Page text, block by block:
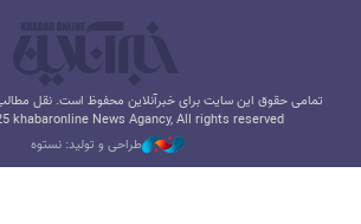
تمامی حقوق این سایت برای خبرآنلاین محفوظ است. نقل مطالب
khabaronline News Agancy, All rights reserved
طراحی و تولید: نستوه